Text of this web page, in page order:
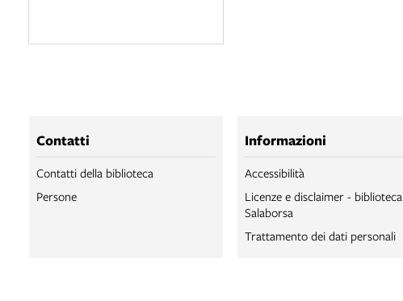
Contatti
Contatti della biblioteca
Persone
Informazioni
Accessibilità
Licenze e disclaimer - biblioteca
Salaborsa
Trattamento dei dati personali